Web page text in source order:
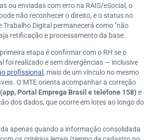
ou enviadas com erro na RAIS/eSocial, o
não reconhecer o direito, e o status no
Trabalho Digital permanecerá como "não
retificação e processamento da base.
etapa é confirmar com o RH se o
foi realizado e sem divergências — inclusive
profissional , mais de um vínculo no mesmo
O MTE orienta acompanhar a correção
(app, Portal Emprega Brasil e telefone 158) e
dos dados, que ocorre em lotes ao longo do
apenas quando a informação consolidada